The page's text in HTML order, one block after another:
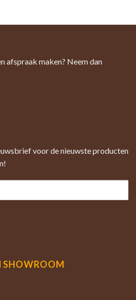
afspraak maken? Neem dan
voor de nieuwste producten
SHOWROOM